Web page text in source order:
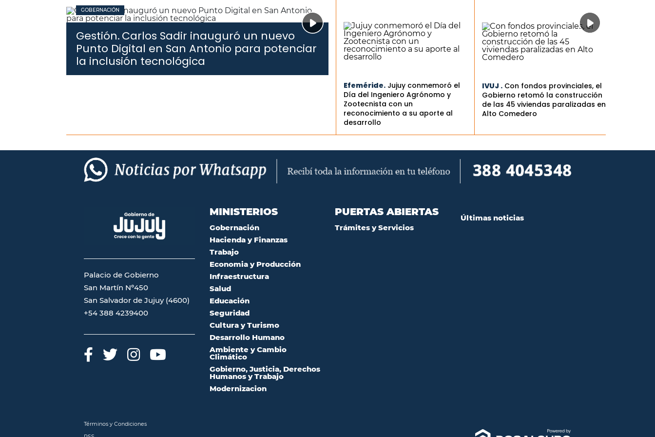
GOBERNACIÓN
Gestión.Carlos Sadir inauguró un nuevo
Punto Digital en San Antonio para potenciar
la inclusión tecnológica
Efeméride. Jujuy conmemoró el
Día del Ingeniero Agrónomo y
Zootecnista con un
reconocimiento a su aporte al
desarrollo
IVUJ . Con fondos provinciales, el
Gobierno retomó la construcción
de las 45 viviendas paralizadas en
Alto Comedero
Palacio de Gobierno
San Martín Nº450
San Salvador de Jujuy (4600)
+54 388 4239400
MINISTERIOS
Gobernación
Hacienda y Finanzas
Trabajo
Economia y Producción
Infraestructura
Salud
Educación
Seguridad
Cultura y Turismo
Desarrollo Humano
Ambiente y Cambio
Climático
Gobierno, Justicia, Derechos
Humanos y Trabajo
Modernizacion
PUERTAS ABIERTAS
Trámites y Servicios
Últimas noticias
Términos y Condiciones